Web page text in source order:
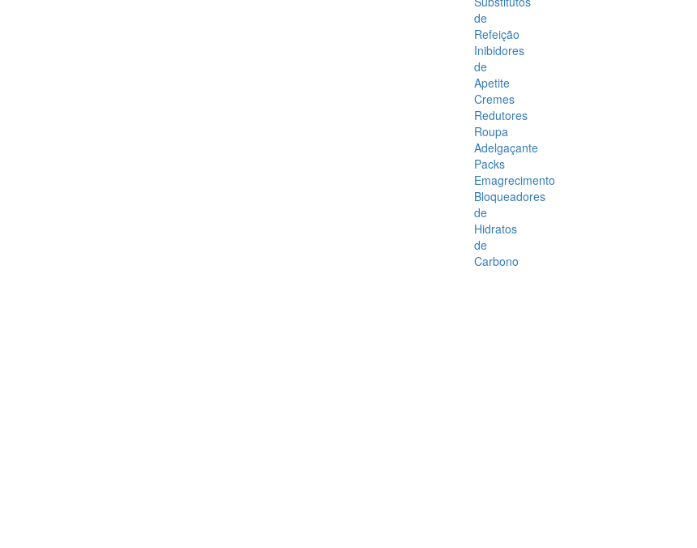
de
Refeição
Inibidores
de
Apetite
Cremes
Redutores
Roupa
Adelgaçante
Packs
Emagrecimento
Bloqueadores
de
Hidratos
de
Carbono